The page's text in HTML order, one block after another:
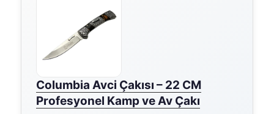
Columbia Avci Çakısı – 22 CM
Profesyonel Kamp ve Av Çakı